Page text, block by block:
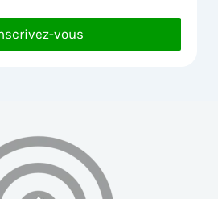
vous